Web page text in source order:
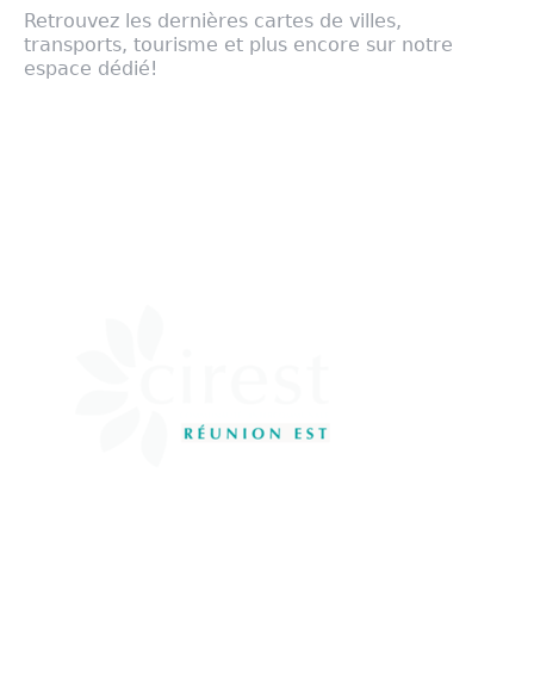
Retrouvez les dernières cartes de villes,
transports, tourisme et plus encore sur notre
espace dédié!